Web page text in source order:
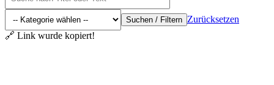
Suchen / Filtern Zurücksetzen
🔗 Link wurde kopiert!